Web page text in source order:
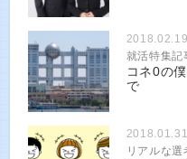
2018.02.19
就活特集記
コネ0の
で
2018.01.31
リアルな